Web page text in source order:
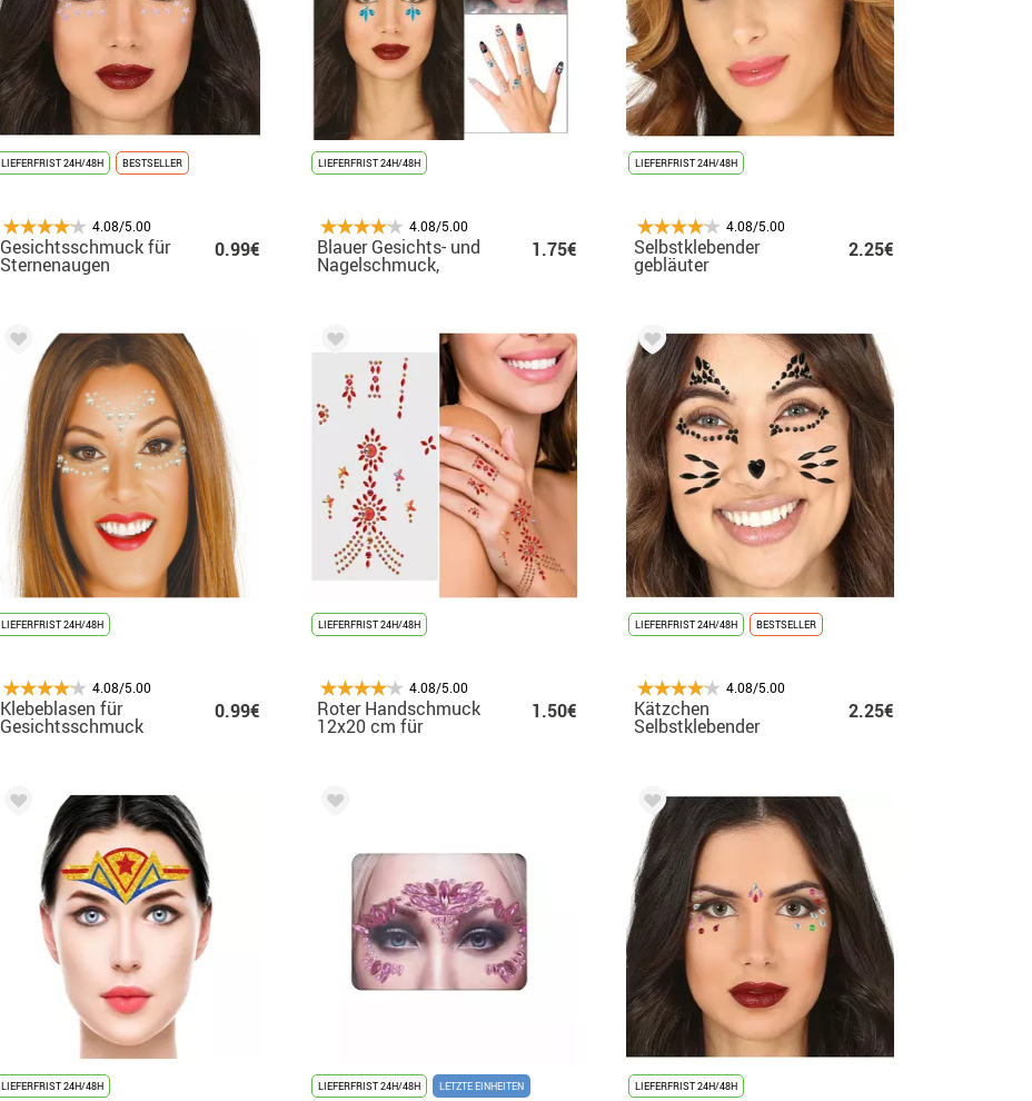
LIEFERFRIST 24H/48H BESTSELLER
4.08/5.00
Gesichtsschmuck für
Sternenaugen
0.99€
LIEFERFRIST 24H/48H
4.08/5.00
Blauer Gesichts- und
Nagelschmuck,
elegante Diamanten
1.75€
LIEFERFRIST 24H/48H
4.08/5.00
Selbstklebender
gebläuter
Gesichtsschmuck
2.25€
LIEFERFRIST 24H/48H
4.08/5.00
Klebeblasen für
Gesichtsschmuck
0.99€
LIEFERFRIST 24H/48H
4.08/5.00
Roter Handschmuck
12x20 cm für
1.50€
LIEFERFRIST 24H/48H BESTSELLER
4.08/5.00
Kätzchen
Selbstklebender
2.25€
LIEFERFRIST 24H/48H LIEFERFRIST 24H/48H LETZTE EINHEITEN LIEFERFRIST 24H/48H